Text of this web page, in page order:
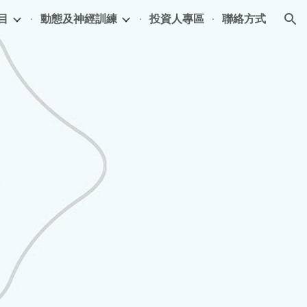
動態及神經訓練 投資人專區 聯絡方式